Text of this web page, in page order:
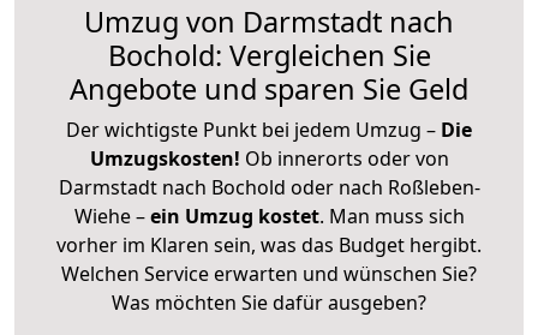
Umzug von Darmstadt nach
Bochold: Vergleichen Sie
Angebote und sparen Sie Geld
Der wichtigste Punkt bei jedem Umzug – Die
Umzugskosten! Ob innerorts oder von
Darmstadt nach Bochold oder nach Roßleben-
Wiehe –ein Umzug kostet. Man muss sich
vorher im Klaren sein, was das Budget hergibt.
Welchen Service erwarten und wünschen Sie?
Was möchten Sie dafür ausgeben?